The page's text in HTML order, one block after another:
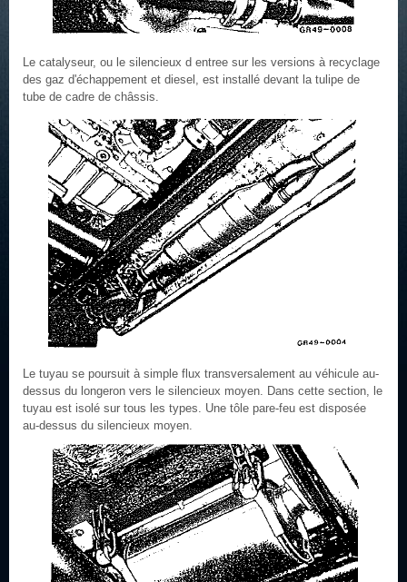
Le catalyseur, ou le silencieux d entree sur les versions à recyclage
des gaz d'échappement et diesel, est installé devant la tulipe de
tube de cadre de châssis.
Le tuyau se poursuit à simple flux transversalement au véhicule au-
dessus du longeron vers le silencieux moyen. Dans cette section, le
tuyau est isolé sur tous les types. Une tôle pare-feu est disposée
au-dessus du silencieux moyen.